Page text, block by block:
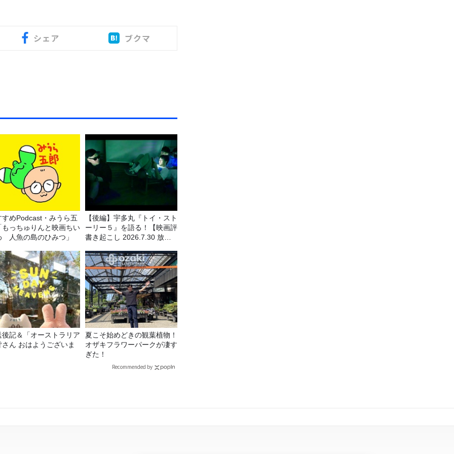
シェア ブクマ
すめPodcast・みうら五
もっちゅりんと映画ちい
人魚の島のひみつ」
【後編】宇多丸『トイ・スト
ーリー５』を語る！【映画評
書き起こし 2026.7.30 放
後記＆「オーストラリア
さん おはようございま
夏こそ始めどきの観葉植物！
オザキフラワーパークが凄す
ぎた！
Recommended by